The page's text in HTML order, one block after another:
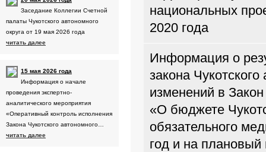
Заседание Коллегии Счетной
палаты Чукотского автономного
округа от 19 мая 2026 года
читать далее
15 мая 2026 года
Информация о начале
проведения экспертно-
аналитического мероприятия
«Оперативный контроль исполнения
Закона Чукотского автономного…
читать далее
национальных
2020 года
Информация о
закона
изменений в Закон
«О бюджете
обязательного
год и на плановый